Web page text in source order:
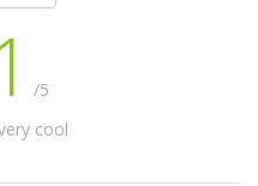
/5
cool